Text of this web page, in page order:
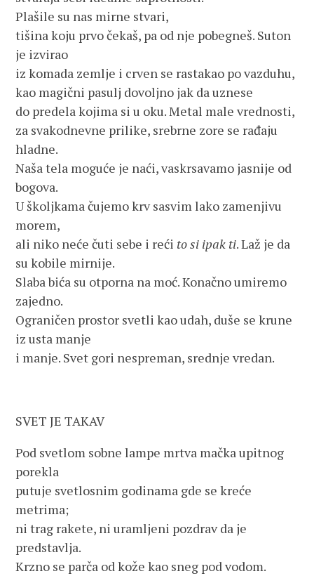
Plašile su nas mirne stvari,
tišina koju prvo čekaš, pa od nje pobegneš. Suton
je izvirao
iz komada zemlje i crven se rastakao po vazduhu,
kao magični pasulj dovoljno jak da uznese
do predela kojima si u oku. Metal male vrednosti,
za svakodnevne prilike, srebrne zore se rađaju
hladne.
Naša tela moguće je naći, vaskrsavamo jasnije od
bogova.
U školjkama čujemo krv sasvim lako zamenjivu
morem,
ali niko neće čuti sebe i reći to si ipak ti. Laž je da
su kobile mirnije.
Slaba bića su otporna na moć. Konačno umiremo
zajedno.
Ograničen prostor svetli kao udah, duše se krune
iz usta manje
i manje. Svet gori nespreman, srednje vredan.
SVET JE TAKAV
Pod svetlom sobne lampe mrtva mačka upitnog
porekla
putuje svetlosnim godinama gde se kreće
metrima;
ni trag rakete, ni uramljeni pozdrav da je
predstavlja.
Krzno se parča od kože kao sneg pod vodom.